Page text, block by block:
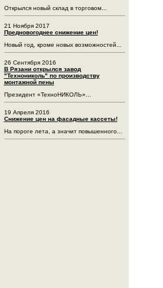
Открылся новый склад в торговом...
21 Ноября 2017
Предновогоднее снижение цен!
Новый год, кроме новых возможностей...
26 Сентября 2016
В Рязани открылся завод
"Технониколь" по производству
монтажной пены
Президент «ТехноНИКОЛЬ»...
19 Апреля 2016
Снижение цен на фасадные кассеты!
На пороге лета, а значит повышенного...